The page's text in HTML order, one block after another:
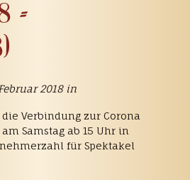
-
2018 in
Verbindung zur Corona
Samstag ab 15 Uhr in
für Spektakel